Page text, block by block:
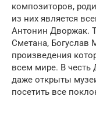
композиторов,
из них является
Антонин Дворжак.
Сметана, Богуслав
произведения
всем мире. В
даже открыты
посетить все